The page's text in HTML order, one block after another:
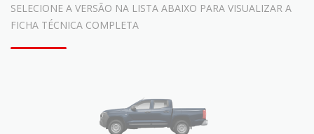
SELECIONE A VERSÃO NA LISTA ABAIXO PARA VISUALIZAR A
FICHA TÉCNICA COMPLETA